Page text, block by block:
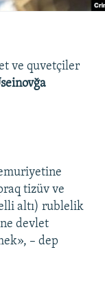
ve quvetçiler
tizüv ve
altı) rublelik
devlet
– dep